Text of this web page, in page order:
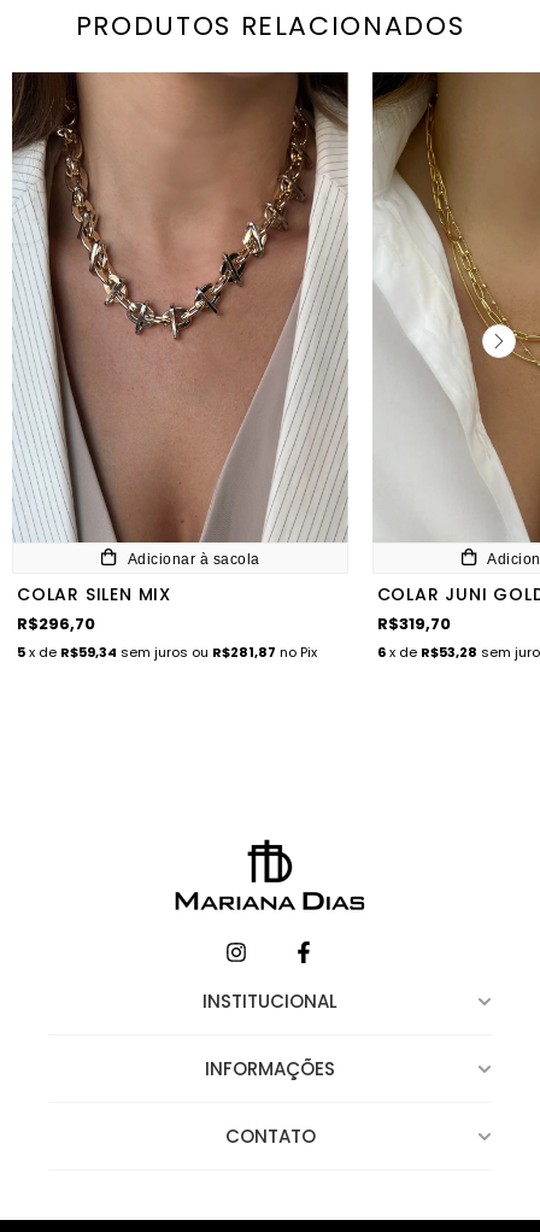
PRODUTOS RELACIONADOS
Adicionar à sacola
COLAR SILEN MIX
R$296,70
5x de R$59,34 sem juros ou R$281,87 no Pix
COLAR JUNI
R$319,70
6 x de R$53,28 sem
INSTITUCIONAL
INFORMAÇÕES
CONTATO